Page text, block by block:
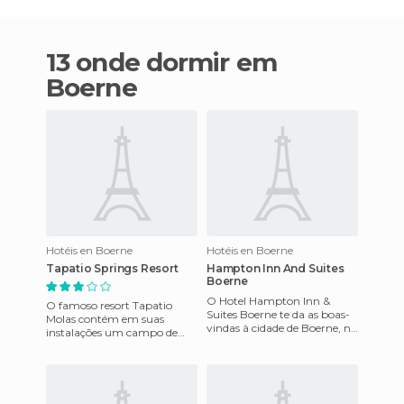
13 onde dormir em
Boerne
Hotéis en Boerne
Tapatio Springs Resort
O famoso resort Tapatio
Molas contém em suas
instalações um campo de
Hotéis en Boerne
Hampton Inn And Suites
Boerne
O Hotel Hampton Inn &
Suites Boerne te da as boas-
vindas à cidade de Boerne, no